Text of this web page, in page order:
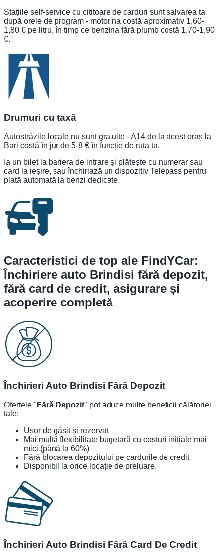
Stațiile self-service cu cititoare de carduri sunt salvarea ta
după orele de program - motorina costă aproximativ 1,60-
1,80 € pe litru, în timp ce benzina fără plumb costă 1,70-1,90
€.
Drumuri cu taxă
Autostrăzile locale nu sunt gratuite - A14 de la acest oraș la
Bari costă în jur de 5-8 € în funcție de ruta ta.
Ia un bilet la bariera de intrare și plătește cu numerar sau
card la ieșire, sau închiriază un dispozitiv Telepass pentru
plată automată la benzi dedicate.
Caracteristici de top ale FindYCar:
Închiriere auto Brindisi fără depozit,
fără card de credit, asigurare și
acoperire completă
Închirieri Auto Brindisi Fără Depozit
Ofertele " Fără Depozit" pot aduce multe beneficii călătoriei
tale:
Ușor de găsit și rezervat
Mai multă flexibilitate bugetară cu costuri inițiale mai
mici (până la 60%)
Fără blocarea depozitului pe cardurile de credit
Disponibil la orice locație de preluare.
Închirieri Auto Brindisi Fără Card De Credit